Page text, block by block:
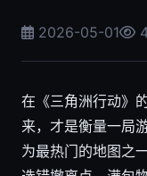
2026-05-01
在《三角洲行动》
来，才是衡量一局
为最热门的地图之